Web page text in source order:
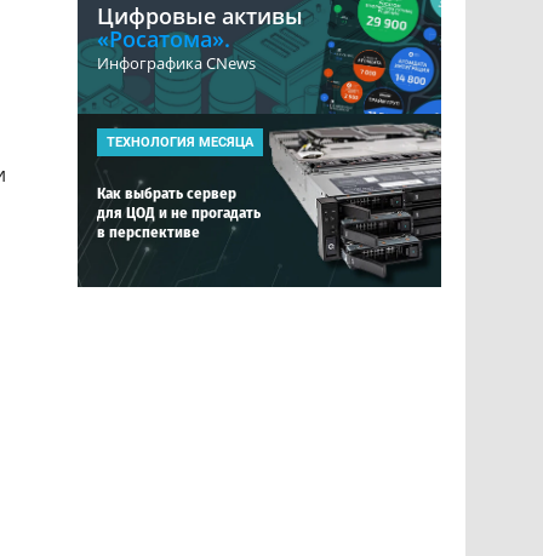
Цифровые активы
«Росатома».
Инфографика CNews
ТЕХНОЛОГИЯ МЕСЯЦА
Как выбрать сервер
для ЦОД и не прогадать
в перспективе